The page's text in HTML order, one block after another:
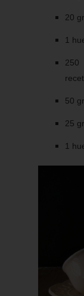
20
1
250
50
25
1